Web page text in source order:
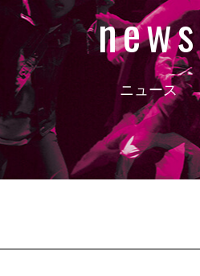
news
ニュース